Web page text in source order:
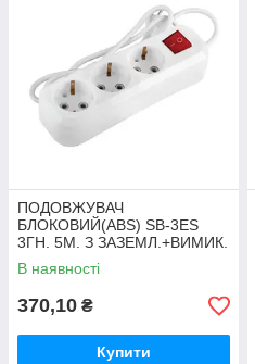
ПОДОВЖУВАЧ
БЛОКОВИЙ(ABS) SB-3ES
3ГН. 5М. З ЗАЗЕМЛ.+ВИМИК.
C-ES-1795
В наявності
370,10 ₴
Купити